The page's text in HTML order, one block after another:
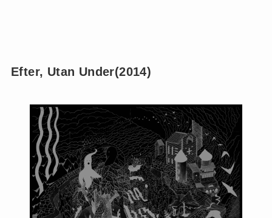
Efter, Utan Under(2014)